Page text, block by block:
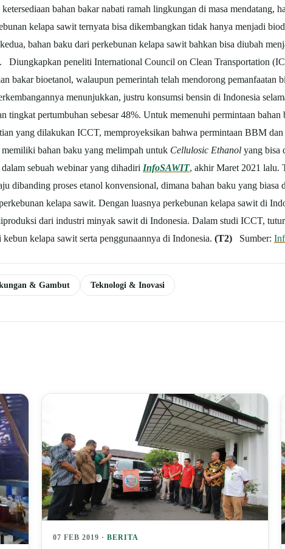
bahan bakar nabati ramah lingkungan di masa mendatang,
kelapa sawit ternyata bisa dikembangkan tidak hanya menjadi
bahan baku dari perkebunan kelapa sawit bahkan bisa diubah
Diungkapkan peneliti International Council on Clean Transportation
bakar bioetanol, walaupun pemerintah telah mendorong pemanfaatan
menunjukkan, justru konsumsi bensin di Indonesia
tingkat pertumbuhan sebesar 48%. Untuk memenuhi permintaan
yang dilakukan ICCT, memproyeksikan bahwa permintaan BBM
bahan baku yang melimpah untuk Cellulosic Ethanol yang bisa
sebuah webinar yang dihadiri InfoSAWIT, akhir Maret 2021 lalu.
dibanding proses etanol konvensional, dimana bahan baku yang biasa
kelapa sawit. Dengan luasnya perkebunan kelapa sawit di
dari industri minyak sawit di Indonesia. Dalam studi ICCT,
kelapa sawit serta penggunaannya di Indonesia. (T2) Sumber:
& Gambut Teknologi & Inovasi
07 FEB 2019 ·BERITA